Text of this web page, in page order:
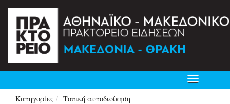
Toggle
navigation
Κατηγορίες
Τοπική αυτοδιοίκηση